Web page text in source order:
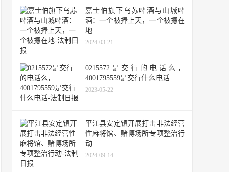
嘉士伯旗下乌苏啤酒与山城啤
酒：一个被捧上天，一个被摁在
地
2024-03-21
0215572是交行的电话么，
4001795559是交行什么电话
2023-05-22
平江县安定镇开展打击非法经营
性麻将馆、赌博场所专项整治行
动
2024-09-14